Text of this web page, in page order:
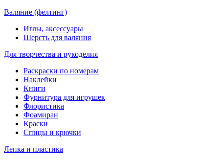
Валяние (фелтинг)
Иглы, аксессуары
Шерсть для валяния
Для творчества и рукоделия
Раскраски по номерам
Наклейки
Книги
Фурнитура для игрушек
Флористика
Фоамиран
Краски
Спицы и крючки
Лепка и пластика